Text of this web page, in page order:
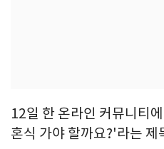
12일 한 온라인 커뮤니티
혼식 가야 할까요?'라는 제